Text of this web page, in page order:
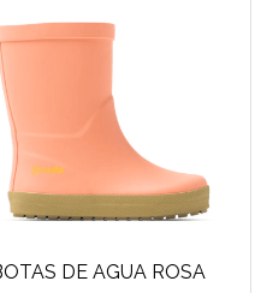
DE AGUA ROSA